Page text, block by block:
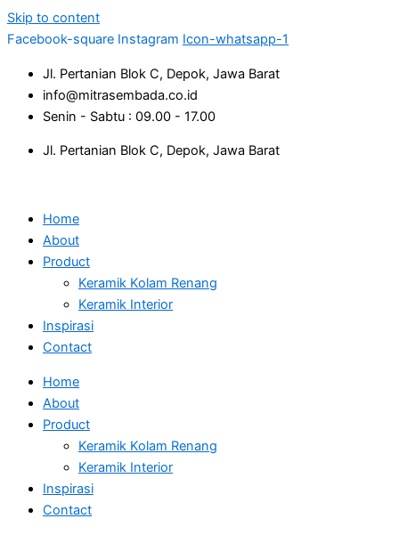
Skip to content
Facebook-square Instagram Icon-whatsapp-1
Jl. Pertanian Blok C, Depok, Jawa Barat
info@mitrasembada.co.id
Senin - Sabtu : 09.00 - 17.00
Jl. Pertanian Blok C, Depok, Jawa Barat
Home
About
Product
Keramik Kolam Renang
Keramik Interior
Inspirasi
Contact
Home
About
Product
Keramik Kolam Renang
Keramik Interior
Inspirasi
Contact